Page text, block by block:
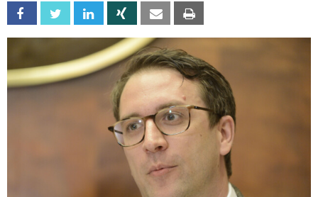
Facebook Twitter Linkedin Xing Email